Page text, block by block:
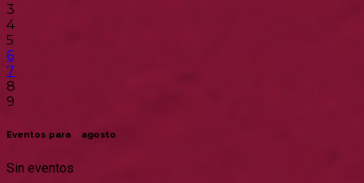
3
4
5
6
7
8
9
Eventos para agosto
Sin eventos